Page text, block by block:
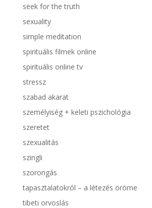
seek for the truth
sexuality
simple meditation
spirituális filmek online
spirituális online tv
stressz
szabad akarat
személyiség + keleti pszichológia
szeretet
szexualitás
szingli
szorongás
tapasztalatokról – a létezés öröme
tibeti orvoslás